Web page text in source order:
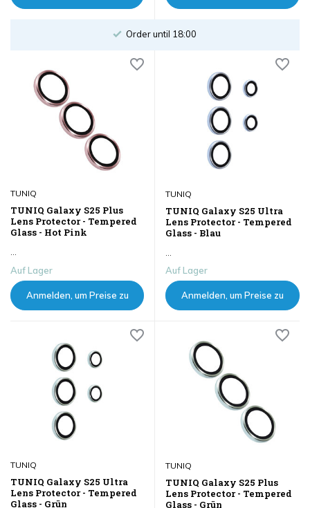
Order until 18:00
TUNIQ
TUNIQ Galaxy S25 Plus
Lens Protector - Tempered
Glass - Hot Pink
...
Auf Lager
Anmelden, um Preise zu
TUNIQ
TUNIQ Galaxy S25 Ultra
Lens Protector - Tempered
Glass - Blau
...
Auf Lager
Anmelden, um Preise zu
TUNIQ
TUNIQ Galaxy S25 Ultra
Lens Protector - Tempered
Glass - Grün
TUNIQ
TUNIQ Galaxy S25 Plus
Lens Protector - Tempered
Glass - Grün